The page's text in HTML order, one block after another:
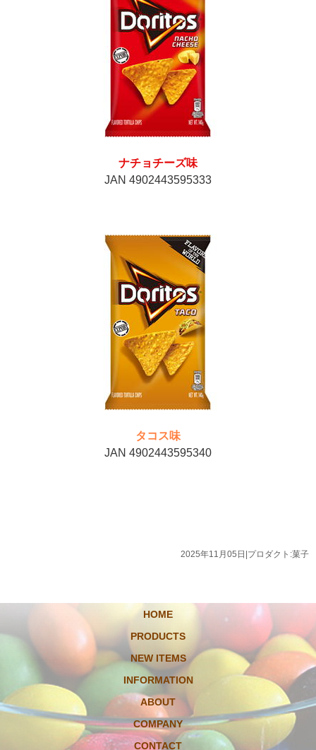
ナチョチーズ味
JAN 4902443595333
タコス味
JAN 4902443595340
2025年11月05日 プロダクト:菓子
HOME
PRODUCTS
NEW ITEMS
INFORMATION
ABOUT
COMPANY
CONTACT